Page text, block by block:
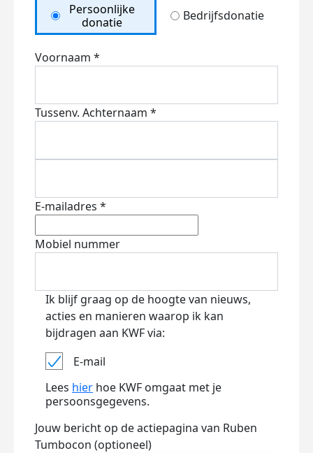
Persoonlijke
donatie
Bedrijfsdonatie
Voornaam *
Tussenv. Achternaam *
E-mailadres *
Mobiel nummer
Ik blijf graag op de hoogte van nieuws,
acties en manieren waarop ik kan
bijdragen aan KWF via:
E-mail
Lees hier hoe KWF omgaat met je
persoonsgegevens.
Jouw bericht op de actiepagina van Ruben
Tumbocon (optioneel)